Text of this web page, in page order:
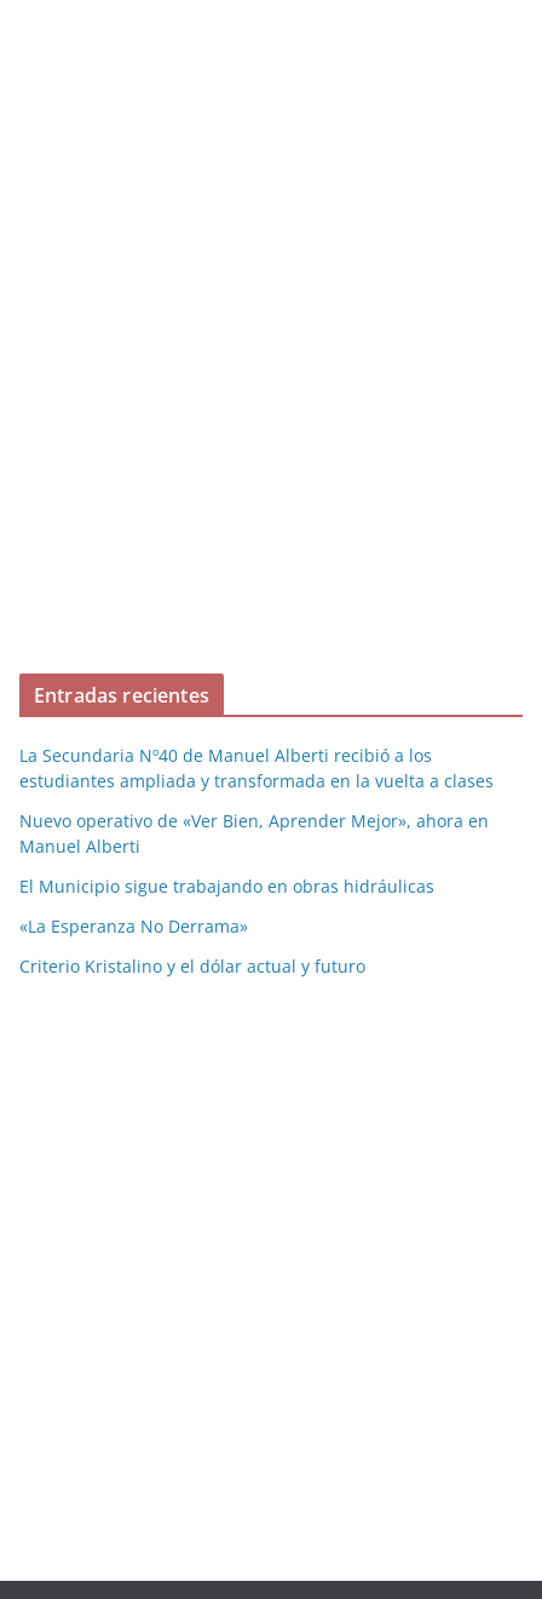
Entradas recientes
La Secundaria Nº40 de Manuel Alberti recibió a los
estudiantes ampliada y transformada en la vuelta a clases
Nuevo operativo de «Ver Bien, Aprender Mejor», ahora en
Manuel Alberti
El Municipio sigue trabajando en obras hidráulicas
«La Esperanza No Derrama»
Criterio Kristalino y el dólar actual y futuro